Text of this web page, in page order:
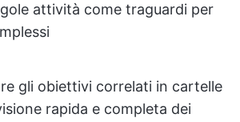
attività come traguardi per
gli obiettivi correlati in cartelle
rapida e completa dei